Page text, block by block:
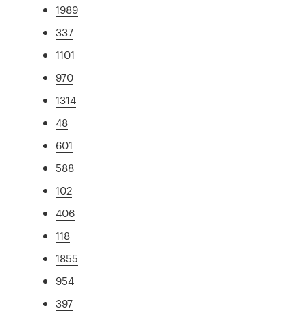
1989
337
1101
970
1314
48
601
588
102
406
118
1855
954
397